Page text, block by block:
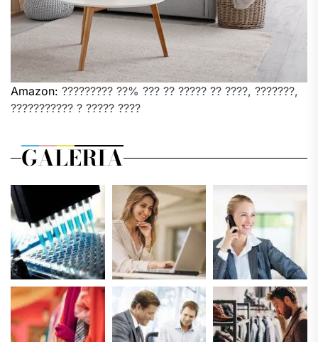
Amazon: ????????? ??% ??? ?? ????? ?? ????, ???????,
??????????? ? ????? ????
GALERIA